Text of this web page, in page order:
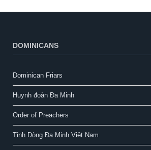
DOMINICANS
Dominican Friars
Huynh đoàn Đa Minh
Order of Preachers
Tỉnh Dòng Đa Minh Việt Nam